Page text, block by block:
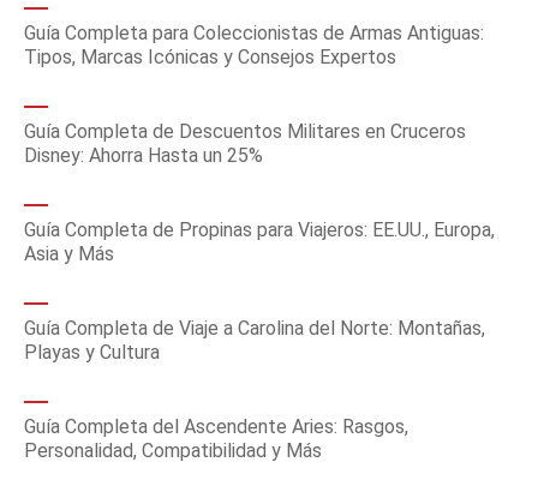
Guía Completa para Coleccionistas de Armas Antiguas:
Tipos, Marcas Icónicas y Consejos Expertos
Guía Completa de Descuentos Militares en Cruceros
Disney: Ahorra Hasta un 25%
Guía Completa de Propinas para Viajeros: EE.UU., Europa,
Asia y Más
Guía Completa de Viaje a Carolina del Norte: Montañas,
Playas y Cultura
Guía Completa del Ascendente Aries: Rasgos,
Personalidad, Compatibilidad y Más